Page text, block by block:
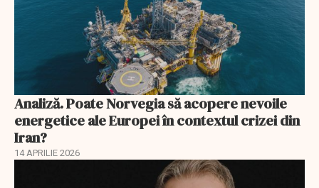
Analiză. Poate Norvegia să acopere nevoile
energetice ale Europei în contextul crizei din
Iran?
14 APRILIE 2026